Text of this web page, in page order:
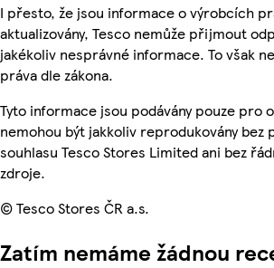
I přesto, že jsou informace o výrobcích
aktualizovány, Tesco nemůže přijmout
jakékoliv nesprávné informace. To však
práva dle zákona.
Tyto informace jsou podávány pouze pro
nemohou být jakkoliv reprodukovány bez
souhlasu Tesco Stores Limited ani bez
zdroje.
© Tesco Stores ČR a.s.
Zatím nemáme žádnou